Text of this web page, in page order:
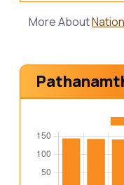
More About